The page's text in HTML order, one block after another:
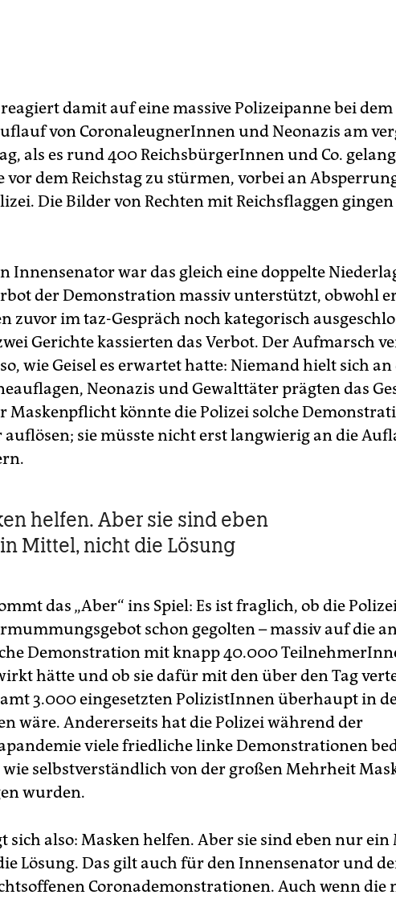
reagiert damit auf eine massive Polizeipanne bei dem
von CoronaleugnerInnen und Neonazis am
als es rund 400 ReichsbürgerInnen und Co.
vor dem Reichstag zu stürmen, vorbei an
Die Bilder von Rechten mit Reichsflaggen
Innensenator war das gleich eine doppelte
der Demonstration massiv unterstützt, obwohl
zuvor im taz-Gespräch noch kategorisch
Gerichte kassierten das Verbot. Der Aufmarsch
wie Geisel es erwartet hatte: Niemand hielt sich an
Neonazis und Gewalttäter prägten das
Maskenpflicht könnte die Polizei solche
sie müsste nicht erst langwierig an die
helfen. Aber sie sind eben
Mittel, nicht die Lösung
das „Aber“ ins Spiel: Es ist fraglich, ob die
schon gegolten – massiv auf die
Demonstration mit knapp 40.000
hätte und ob sie dafür mit den über den Tag
3.000 eingesetzten PolizistInnen überhaupt in
wäre. Andererseits hat die Polizei während der
viele friedliche linke Demonstrationen
wie selbstverständlich von der großen Mehrheit
wurden.
sich also: Masken helfen. Aber sie sind eben nur
Lösung. Das gilt auch für den Innensenator und
Coronademonstrationen. Auch wenn die